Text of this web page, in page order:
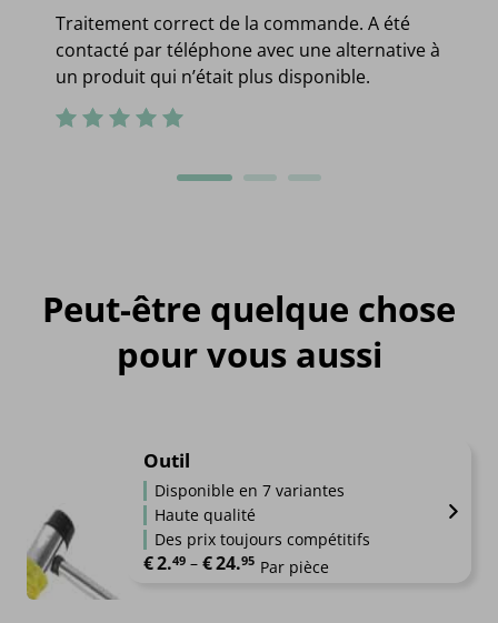
Traitement correct de la commande. A été
contacté par téléphone avec une alternative à
un produit qui n’était plus disponible.
Peut-être quelque chose
pour vous aussi
Outil
Disponible en 7 variantes
Haute qualité
Des prix toujours compétitifs
€2.49 – €24.95
Plage de prix : €2.49 à €24.95
Par pièce